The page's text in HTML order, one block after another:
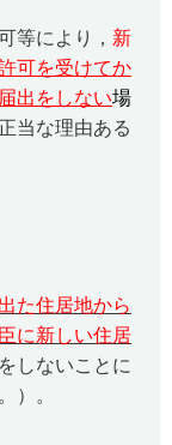
により， 新
可を受けてか
出をしない場
当な理由ある
た住居地から
に新しい住居
しないことに
）。